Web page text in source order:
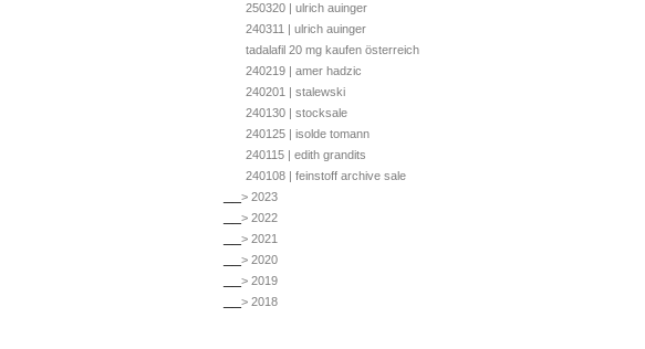
250320 | ulrich auinger
240311 | ulrich auinger
tadalafil 20 mg kaufen österreich
240219 | amer hadzic
240201 | stalewski
240130 | stocksale
240125 | isolde tomann
240115 | edith grandits
240108 | feinstoff archive sale
> 2023
> 2022
> 2021
> 2020
> 2019
> 2018